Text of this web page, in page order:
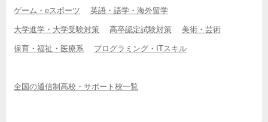
ゲーム・eスポーツ 英語・語学・海外留学
大学進学・大学受験対策 高卒認定試験対策 美術・芸術
保育・福祉・医療系 プログラミング・ITスキル
全国の通信制高校・サポート校一覧